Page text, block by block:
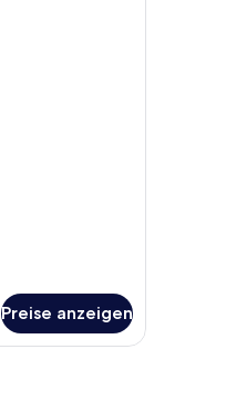
Preise anzeigen